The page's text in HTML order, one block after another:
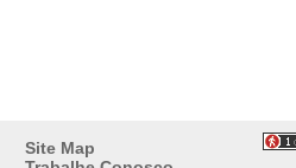
Site Map